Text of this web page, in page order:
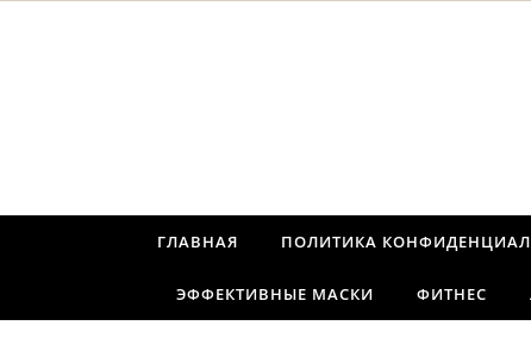
ГЛАВНАЯ ПОЛИТИКА
ЭФФЕКТИВНЫЕ МАСКИ ФИТНЕС